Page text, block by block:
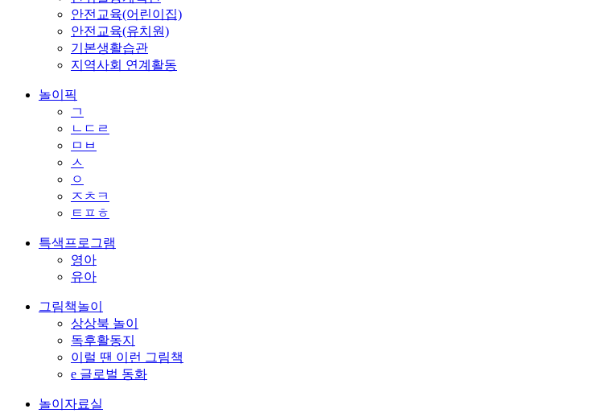
안전교육(어린이집)
안전교육(유치원)
기본생활습관
지역사회 연계활동
놀이픽
ㄱ
ㄴㄷㄹ
ㅁㅂ
ㅅ
ㅇ
ㅈㅊㅋ
ㅌㅍㅎ
특색프로그램
영아
유아
그림책놀이
상상북 놀이
독후활동지
이럴 땐 이런 그림책
e 글로벌 동화
놀이자료실